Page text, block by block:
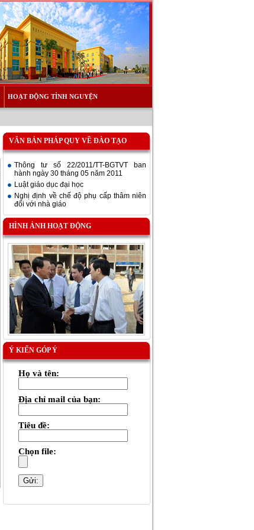
HOẠT ĐỘNG TÌNH NGUYỆN
VĂN BẢN PHÁP QUY VỀ ĐÀO TẠO
Thông tư số 22/2011/TT-BGTVT ban
hành ngày 30 tháng 05 năm 2011
Luật giáo dục đại học
Nghị định về chế độ phụ cấp thâm niên
đối với nhà giáo
HÌNH ẢNH HOẠT ĐỘNG
Ý KIẾN GÓP Ý
Họ và tên:
Địa chỉ mail của bạn:
Tiêu đề:
Chọn file: